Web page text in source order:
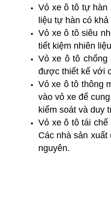
Vỏ xe ô tô tự hàn
liệu tự hàn có
Vỏ xe ô tô siêu
tiết kiệm nhiên
Vỏ xe ô tô chống
được thiết kế với
Vỏ xe ô tô thông
vào vỏ xe để
kiểm soát và duy
Vỏ xe ô tô tái
Các nhà sản
nguyên.